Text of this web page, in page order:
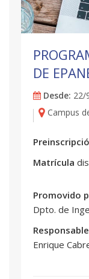
DE
Desde: 22/
Campus
Matrícula
Promovido
Dpto. de
Enrique